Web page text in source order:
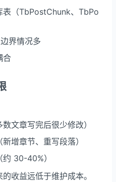
表（TbPostChunk、TbPo
界情况多
合
文章写完后很少修改）
增章节、重写段落）
30-40%）
收益远低于维护成本。